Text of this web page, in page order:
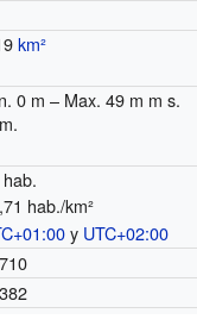
km²
0 m – Max. 49 m m s.
hab./km²
y UTC+02:00